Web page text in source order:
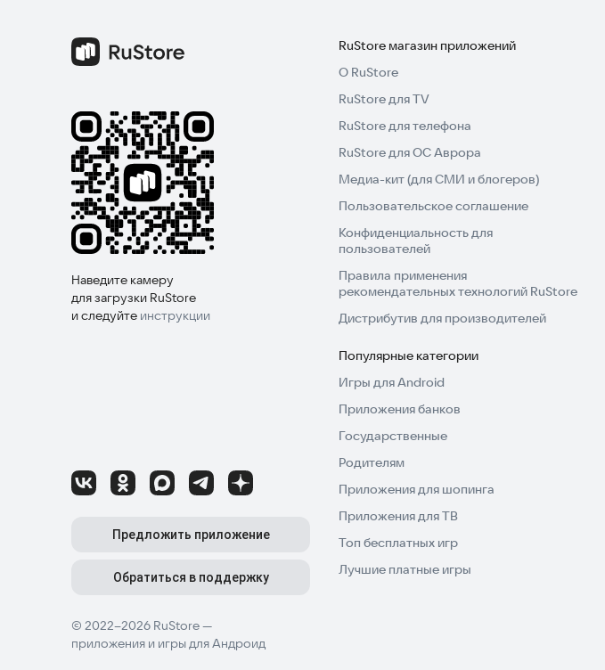
Наведите камеру
для загрузки RuStore
и следуйте инструкции
© 2022–2026 RuStore —
приложения и игры для Андроид
Предложить приложение
Обратиться в поддержку
RuStore магазин приложений
О RuStore
RuStore для TV
RuStore для телефона
RuStore для ОС Аврора
Медиа-кит (для СМИ и блогеров)
Пользовательское соглашение
Конфиденциальность для
пользователей
Правила применения
рекомендательных технологий RuStore
Дистрибутив для производителей
Популярные категории
Игры для Android
Приложения банков
Государственные
Родителям
Приложения для шопинга
Приложения для ТВ
Топ бесплатных игр
Лучшие платные игры